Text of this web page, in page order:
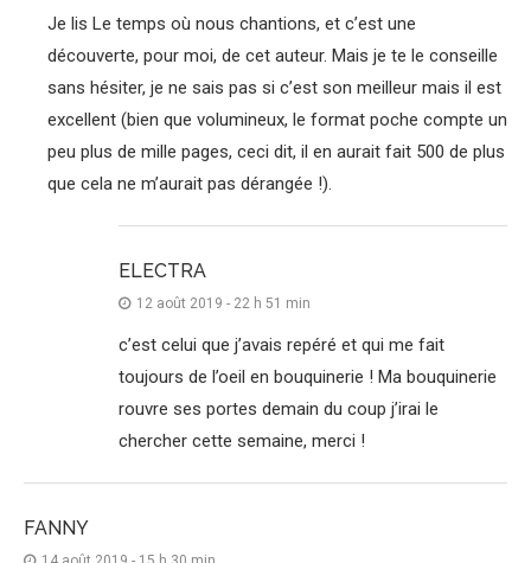
Je lis Le temps où nous chantions, et c’est une
découverte, pour moi, de cet auteur. Mais je te le conseille
sans hésiter, je ne sais pas si c’est son meilleur mais il est
excellent (bien que volumineux, le format poche compte un
peu plus de mille pages, ceci dit, il en aurait fait 500 de plus
que cela ne m’aurait pas dérangée !).
ELECTRA
12 août 2019 - 22 h 51 min
c’est celui que j’avais repéré et qui me fait
toujours de l’oeil en bouquinerie ! Ma bouquinerie
rouvre ses portes demain du coup j’irai le
chercher cette semaine, merci !
FANNY